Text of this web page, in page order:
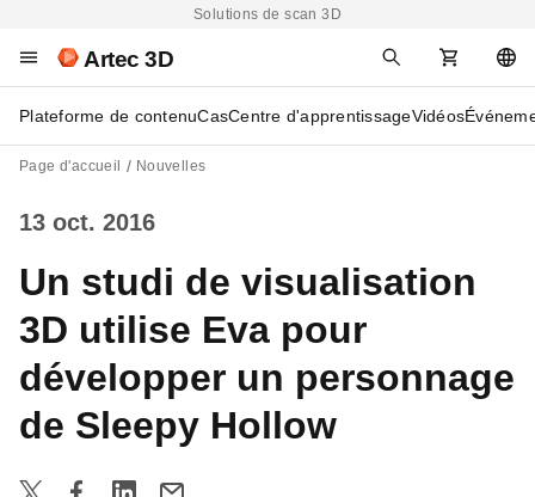
Solutions de scan 3D
Artec 3D
Plateforme de contenuCasCentre d'apprentissageVidéos
Page d'accueil Nouvelles
13 oct. 2016
Un studi de visualisation
3D utilise Eva pour
développer un personnage
de Sleepy Hollow